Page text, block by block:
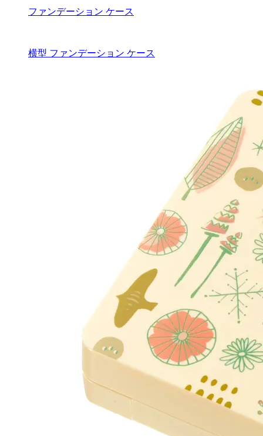
ファンデーション ケース
横型 ファンデーション ケース